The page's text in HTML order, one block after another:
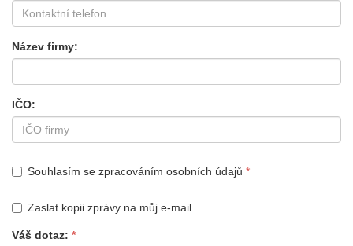
Název firmy
IČO
Souhlasím se zpracováním osobních údajů
Zaslat kopii zprávy na můj e-mail
Váš dotaz